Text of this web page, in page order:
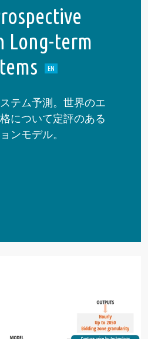
Long-term
テム予測。世界のエ
について定評のある
ンモデル。